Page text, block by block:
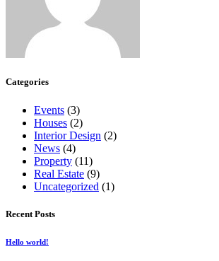
Categories
Events (3)
Houses (2)
Interior Design (2)
News (4)
Property (11)
Real Estate (9)
Uncategorized (1)
Recent Posts
Hello world!